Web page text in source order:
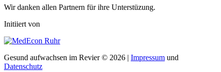
Wir danken allen Partnern für ihre Unterstüzung.
Initiiert von
Gesund aufwachsen im Revier © 2026 | Impressum und
Datenschutz